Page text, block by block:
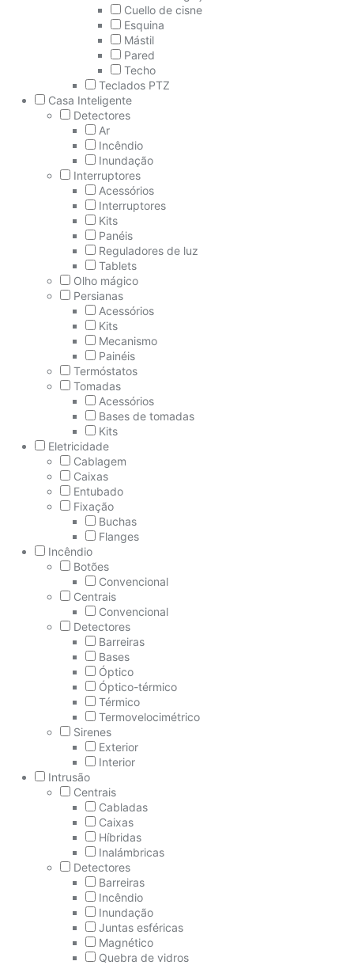
Cuello de cisne
Esquina
Mástil
Pared
Techo
Teclados PTZ
Casa Inteligente
Detectores
Ar
Incêndio
Inundação
Interruptores
Acessórios
Interruptores
Kits
Panéis
Reguladores de luz
Tablets
Olho mágico
Persianas
Acessórios
Kits
Mecanismo
Painéis
Termóstatos
Tomadas
Acessórios
Bases de tomadas
Kits
Eletricidade
Cablagem
Caixas
Entubado
Fixação
Buchas
Flanges
Incêndio
Botões
Convencional
Centrais
Convencional
Detectores
Barreiras
Bases
Óptico
Óptico-térmico
Térmico
Termovelocimétrico
Sirenes
Exterior
Interior
Intrusão
Centrais
Cabladas
Caixas
Híbridas
Inalámbricas
Detectores
Barreiras
Incêndio
Inundação
Juntas esféricas
Magnético
Quebra de vidros